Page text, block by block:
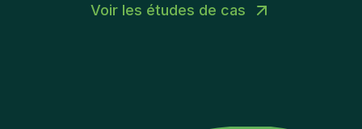
Voir les études de cas